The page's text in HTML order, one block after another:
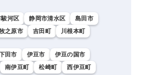
河区 静岡市清水区
島田市
之原市 吉田町 川根本町
田市 伊豆市
伊豆の国市
南伊豆町 松崎町
西伊豆町